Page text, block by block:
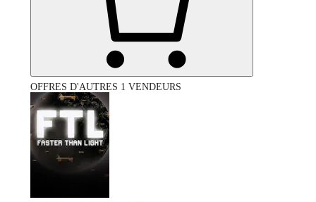
OFFRES D'AUTRES 1 VENDEURS